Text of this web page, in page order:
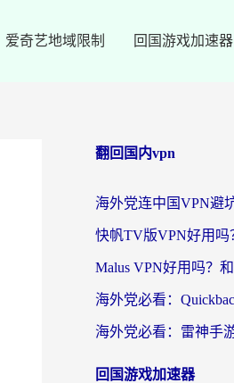
爱奇艺地域限制 回国游戏加速器
翻回国内vpn
回国游戏加速器